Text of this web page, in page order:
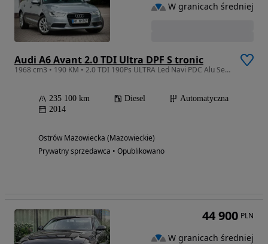
Audi A6 Avant 2.0 TDI Ultra DPF S tronic
1968 cm3 • 190 KM • 2.0 TDI 190Ps ULTRA Led Navi PDC Alu Serwis z Niemiec
235 100 km Diesel
Automatyczna
2014
Ostrów Mazowiecka (Mazowieckie)
Prywatny sprzedawca • Opublikowano
W granicach średniej
44 900 PLN
W granicach średniej